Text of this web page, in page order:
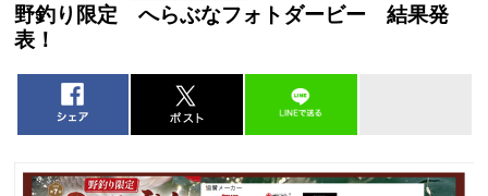
野釣り限定 へらぶなフォトダービー 結果発
表！